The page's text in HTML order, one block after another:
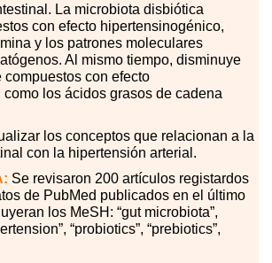
La microbiota disbiótica
con efecto hipertensinogénico,
y los patrones moleculares
Al mismo tiempo, disminuye
compuestos con efecto
los ácidos grasos de cadena
los conceptos que relacionan a la
con la hipertensión arterial.
Se revisaron 200 artículos registardos
de PubMed publicados en el último
los MeSH: “gut microbiota”,
“probiotics”, “prebiotics”,